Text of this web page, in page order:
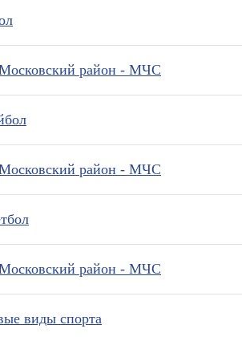
район - МЧС
район - МЧС
район - МЧС
виды спорта